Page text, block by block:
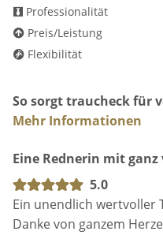
Professionalität
Preis/Leistung
Flexibilität
So sorgt traucheck für
Mehr Informationen
Eine Rednerin mit
5.0
Ein unendlich wertvoller
Danke von ganzem